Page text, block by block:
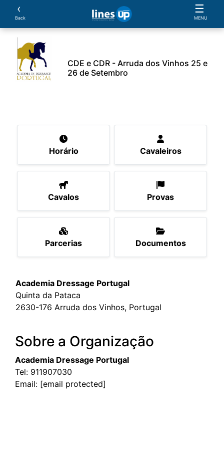
‹
Back
☰
MENU
CDE e CDR - Arruda dos Vinhos 25 e
26 de Setembro
Horário Cavaleiros
Cavalos Provas
Parcerias Documentos
Academia Dressage Portugal
Quinta da Pataca
2630-176 Arruda dos Vinhos, Portugal
Sobre a Organização
Academia Dressage Portugal
Tel: 911907030
Email: [email protected]